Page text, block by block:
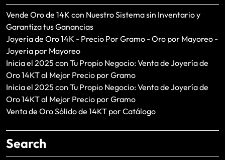
Vende Oro de 14K con Nuestro Sistema sin Inventario y
Garantiza tus Ganancias
Joyería de Oro 14K - Precio Por Gramo - Oro por Mayoreo -
Joyeria por Mayoreo
Inicia el 2025 con Tu Propio Negocio: Venta de Joyería de
Oro 14KT al Mejor Precio por Gramo
Inicia el 2025 con Tu Propio Negocio: Venta de Joyería de
Oro 14KT al Mejor Precio por Gramo
Venta de Oro Sólido de 14KT por Catálogo
Search